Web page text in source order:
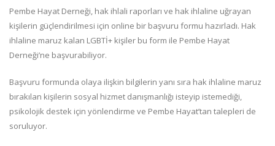
Pembe Hayat Derneği, hak ihlali raporları ve hak ihlaline uğrayan
kişilerin güçlendirilmesi için online bir başvuru formu hazırladı. Hak
ihlaline maruz kalan LGBTİ+ kişiler bu form ile Pembe Hayat
Derneği’ne başvurabiliyor.
Başvuru formunda olaya ilişkin bilgilerin yanı sıra hak ihlaline maruz
bırakılan kişilerin sosyal hizmet danışmanlığı isteyip istemediği,
psikolojik destek için yönlendirme ve Pembe Hayat’tan talepleri de
soruluyor.